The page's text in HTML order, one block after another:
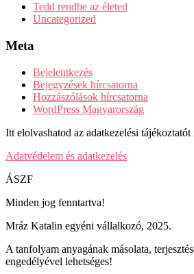
Tedd rendbe az életed
Uncategorized
Meta
Bejelentkezés
Bejegyzések hírcsatorna
Hozzászólások hírcsatorna
WordPress Magyarország
Itt elolvashatod az adatkezelési tájékoztatót
Adatvédelem és adatkezelés
ÁSZF
Minden jog fenntartva!
Mráz Katalin egyéni vállalkozó, 2025.
A tanfolyam anyagának másolata,
engedélyével lehetséges!